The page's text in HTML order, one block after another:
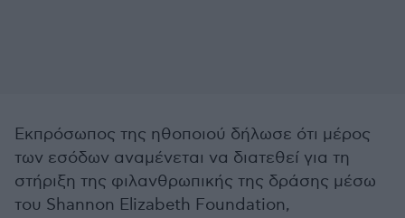
Εκπρόσωπος της ηθοποιού δήλωσε ότι μέρος
των εσόδων αναμένεται να διατεθεί για τη
στήριξη της φιλανθρωπικής της δράσης μέσω
του Shannon Elizabeth Foundation,